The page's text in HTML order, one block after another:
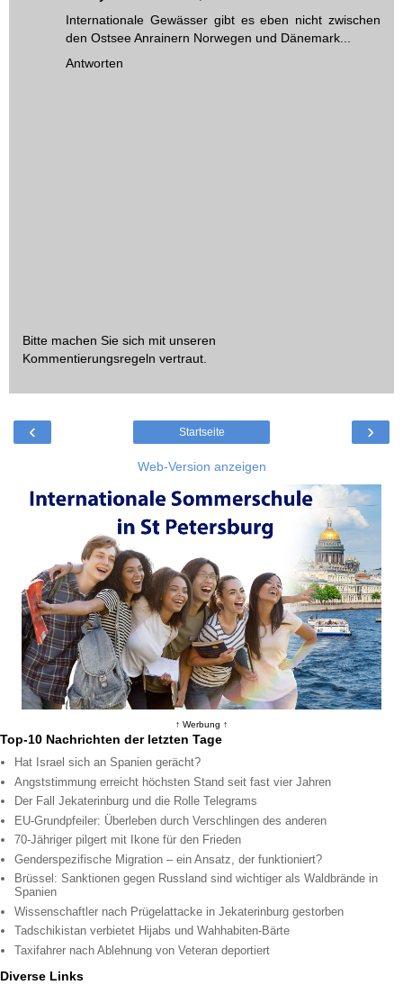
Internationale Gewässer gibt es eben nicht zwischen
den Ostsee Anrainern Norwegen und Dänemark...
Antworten
Bitte machen Sie sich mit unseren
Kommentierungsregeln vertraut.
‹ ›
Startseite
Web-Version anzeigen
↑ Werbung ↑
Top-10 Nachrichten der letzten Tage
Hat Israel sich an Spanien gerächt?
Angststimmung erreicht höchsten Stand seit fast vier Jahren
Der Fall Jekaterinburg und die Rolle Telegrams
EU-Grundpfeiler: Überleben durch Verschlingen des anderen
70-Jähriger pilgert mit Ikone für den Frieden
Genderspezifische Migration – ein Ansatz, der funktioniert?
Brüssel: Sanktionen gegen Russland sind wichtiger als Waldbrände in
Spanien
Wissenschaftler nach Prügelattacke in Jekaterinburg gestorben
Tadschikistan verbietet Hijabs und Wahhabiten-Bärte
Taxifahrer nach Ablehnung von Veteran deportiert
Diverse Links